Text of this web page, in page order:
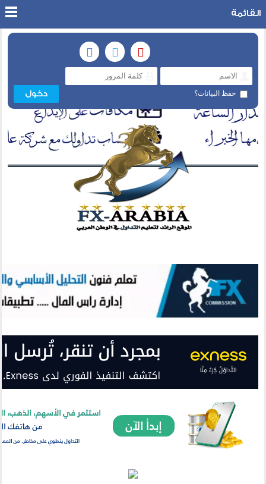
حفظ البيانات؟
القائمة